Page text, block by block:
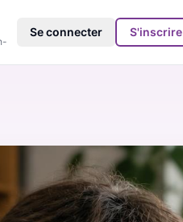
Se connecter S'inscrire